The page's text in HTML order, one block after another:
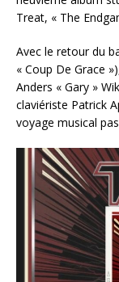
Treat, « The
Avec le retour du
« Coup De Grace
Anders « Gary »
claviériste Patrick
voyage musical